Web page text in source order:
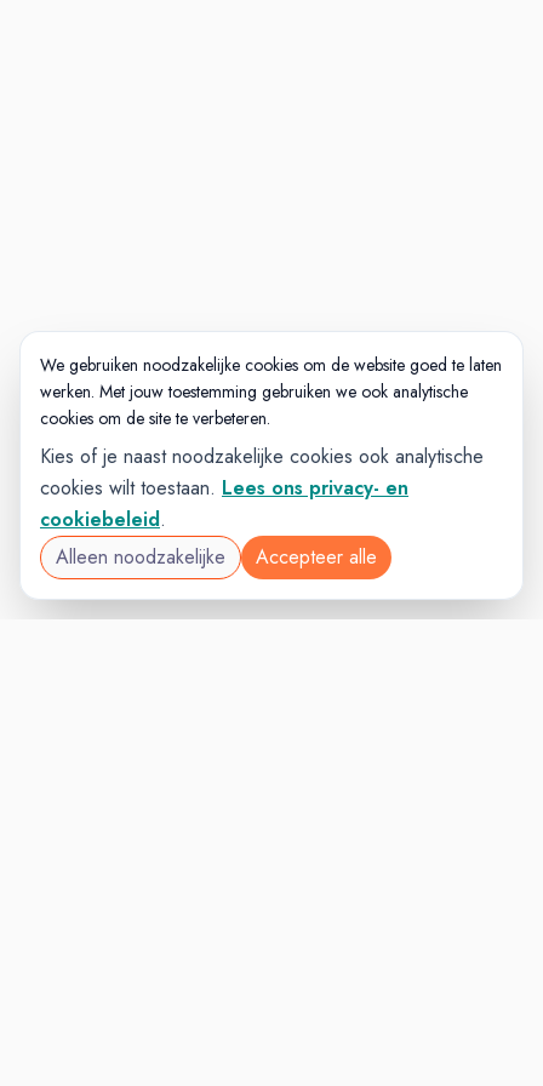
We gebruiken noodzakelijke cookies om de website goed te laten
werken. Met jouw toestemming gebruiken we ook analytische
cookies om de site te verbeteren.
Kies of je naast noodzakelijke cookies ook analytische
cookies wilt toestaan. Lees ons privacy- en
cookiebeleid.
Alleen noodzakelijke
Accepteer alle